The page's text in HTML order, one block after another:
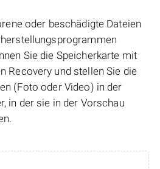
oder beschädigte Dateien
Sie die Speicherkarte mit
Recovery und stellen Sie die
(Foto oder Video) in der
in der sie in der Vorschau